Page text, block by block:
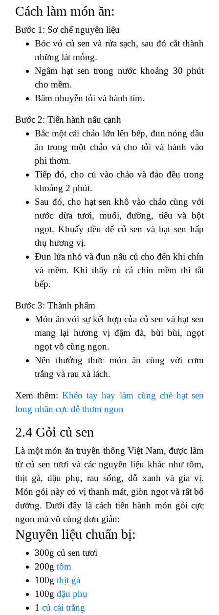
Cách làm món ăn:
Bước 1: Sơ chế nguyên liệu
Bóc vỏ củ sen và rửa sạch, sau đó cắt thành
những lát mỏng.
Ngâm hạt sen trong nước khoảng 30 phút
cho mềm.
Băm nhuyễn tỏi và hành tím.
Bước 2: Tiến hành nấu canh
Bắc một cái chảo lớn lên bếp, đun nóng dầu
ăn trong một chảo và cho tỏi và hành vào
phi thơm.
Tiếp đó, cho củ vào chảo và đảo đều trong
khoảng 2 phút.
Sau đó, cho hạt sen khô vào chảo cùng với
nước dừa tươi, muối, đường, tiêu và bột
ngọt. Khuấy đều để củ sen và hạt sen hấp
thụ hương vị.
Đun lửa nhỏ và đun nấu củ cho đến khi chín
và mềm. Khi thấy củ cả chín mềm thì tắt
bếp.
Bước 3: Thành phẩm
Món ăn vói sự kết hợp của củ sen và hạt sen
mang lại hương vị đậm đà, bùi bùi, ngọt
ngọt vô cùng ngon.
Nên thưởng thức món ăn cùng với cơm
trắng và rau xà lách.
Xem thêm:Khéo tay hay làm cùng chè hạt sen
long nhãn cực dễ thơm ngon
2.4 Gỏi củ sen
Là một món ăn truyền thống Việt Nam, được làm
từ củ sen tươi và các nguyên liệu khác như tôm,
thịt gà, đậu phụ, rau sống, đỗ xanh và gia vị.
Món gỏi này có vị thanh mát, giòn ngọt và rất bổ
dưỡng. Dưới đây là cách tiến hành món gỏi cực
ngon mà vô cùng đơn giản:
Nguyên liệu chuẩn bị:
300g củ sen tươi
200g tôm
100g thịt gà
100g đậu phụ
1 củ cải trắng